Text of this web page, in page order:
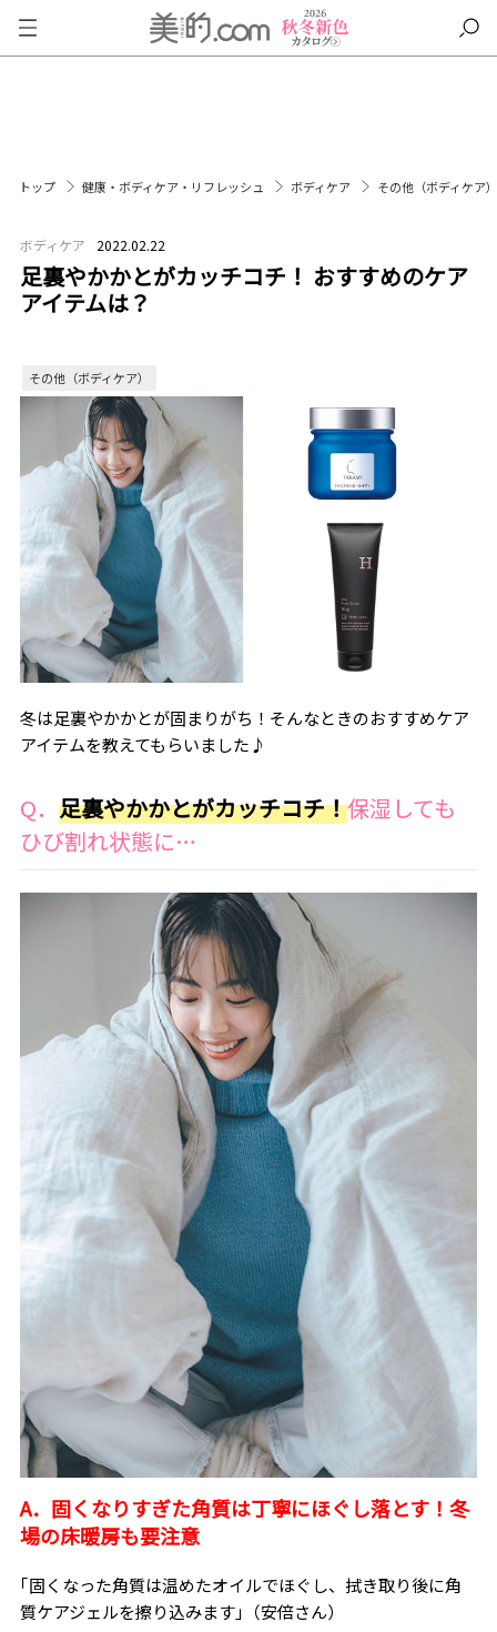
トップ 健康・ボディケア・リフレッシュ ボディケア その他（ボディケア
ボディケア 2022.02.22
足裏やかかとがカッチコチ！ おすすめのケア
アイテムは？
その他（ボディケア）
冬は足裏やかかとが固まりがち！そんなときのおすすめケア
アイテムを教えてもらいました♪
Q． 足裏やかかとがカッチコチ！保湿しても
ひび割れ状態に…
A．固くなりすぎた角質は丁寧にほぐし落とす！冬
場の床暖房も要注意
｢固くなった角質は温めたオイルでほぐし、拭き取り後に角
質ケアジェルを擦り込みます｣（安倍さん）